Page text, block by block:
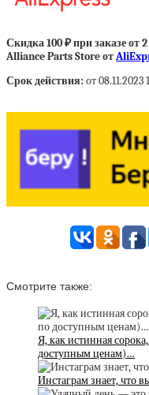
Скидка 100 ₽ при заказе от
Alliance Parts Store от
Срок действия: от 08.11.2023
Смотрите также:
Я, как истинная
доступным ценам)…
Инстаграм знает, что